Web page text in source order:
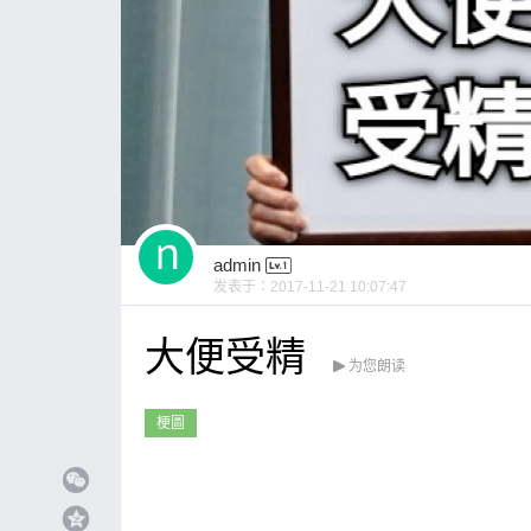
admin
发表于： 2017-11-21 10:07:47
大便受精 为您朗读
梗圖